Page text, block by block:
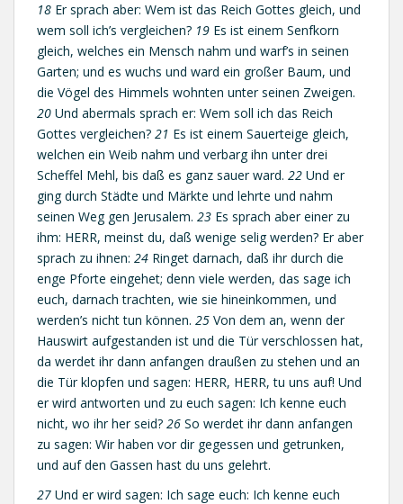
18 Er sprach aber: Wem ist das Reich Gottes gleich, und
wem soll ich’s vergleichen? 19 Es ist einem Senfkorn
gleich, welches ein Mensch nahm und warf’s in seinen
Garten; und es wuchs und ward ein großer Baum, und
die Vögel des Himmels wohnten unter seinen Zweigen.
20 Und abermals sprach er: Wem soll ich das Reich
Gottes vergleichen? 21 Es ist einem Sauerteige gleich,
welchen ein Weib nahm und verbarg ihn unter drei
Scheffel Mehl, bis daß es ganz sauer ward. 22 Und er
ging durch Städte und Märkte und lehrte und nahm
seinen Weg gen Jerusalem. 23 Es sprach aber einer zu
ihm: HERR, meinst du, daß wenige selig werden? Er aber
sprach zu ihnen: 24 Ringet darnach, daß ihr durch die
enge Pforte eingehet; denn viele werden, das sage ich
euch, darnach trachten, wie sie hineinkommen, und
werden’s nicht tun können. 25 Von dem an, wenn der
Hauswirt aufgestanden ist und die Tür verschlossen hat,
da werdet ihr dann anfangen draußen zu stehen und an
die Tür klopfen und sagen: HERR, HERR, tu uns auf! Und
er wird antworten und zu euch sagen: Ich kenne euch
nicht, wo ihr her seid? 26 So werdet ihr dann anfangen
zu sagen: Wir haben vor dir gegessen und getrunken,
und auf den Gassen hast du uns gelehrt.
27 Und er wird sagen: Ich sage euch: Ich kenne euch